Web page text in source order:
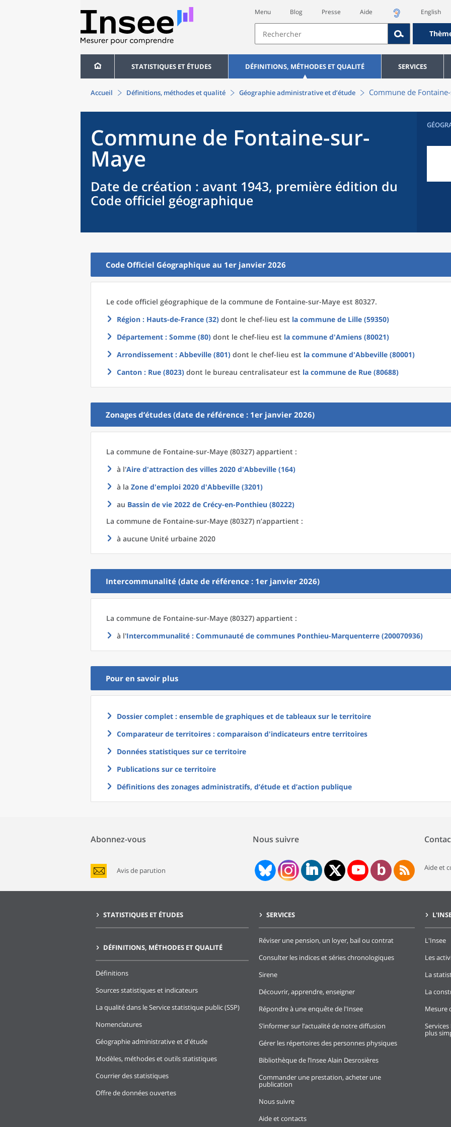
Menu Blog Presse Aide English
STATISTIQUES ET ÉTUDES DÉFINITIONS, MÉTHODES ET QUALITÉ SERVICES
Accueil Définitions, méthodes et qualité Géographie administrative et d’étude Commune de
Commune de Fontaine-sur-
Maye
Date de création : avant 1943, première édition du
Code officiel géographique
Code Officiel Géographique au 1er janvier 2026
Le code officiel géographique de la commune de Fontaine-sur-Maye est 80327.
Région : Hauts-de-France (32) dont le chef-lieu est la commune de Lille (59350)
Département : Somme (80) dont le chef-lieu est la commune d'Amiens (80021)
Arrondissement : Abbeville (801) dont le chef-lieu est la commune d'Abbeville (80001)
Canton : Rue (8023) dont le bureau centralisateur est la commune de Rue (80688)
Zonages d’études (date de référence : 1er janvier 2026)
La commune de Fontaine-sur-Maye (80327) appartient :
à l'Aire d'attraction des villes 2020 d'Abbeville (164)
à la Zone d'emploi 2020 d'Abbeville (3201)
au Bassin de vie 2022 de Crécy-en-Ponthieu (80222)
La commune de Fontaine-sur-Maye (80327) n’appartient :
à aucune Unité urbaine 2020
Intercommunalité (date de référence : 1er janvier 2026)
La commune de Fontaine-sur-Maye (80327) appartient :
à l'Intercommunalité : Communauté de communes Ponthieu-Marquenterre (200070936)
Pour en savoir plus
Dossier complet : ensemble de graphiques et de tableaux sur le territoire
Comparateur de territoires : comparaison d'indicateurs entre territoires
Données statistiques sur ce territoire
Publications sur ce territoire
Définitions des zonages administratifs, d’étude et d’action publique
Abonnez-vous
Avis de parution
Nous suivre
Aide et
STATISTIQUES ET ÉTUDES
DÉFINITIONS, MÉTHODES ET QUALITÉ
Définitions
Sources statistiques et indicateurs
La qualité dans le Service statistique public (SSP)
Nomenclatures
Géographie administrative et d'étude
Modèles, méthodes et outils statistiques
Courrier des statistiques
Offre de données ouvertes
SERVICES
Réviser une pension, un loyer, bail ou contrat
Consulter les indices et séries chronologiques
Sirene
Découvrir, apprendre, enseigner
Répondre à une enquête de l'Insee
S’informer sur l’actualité de notre diffusion
Gérer les répertoires des personnes physiques
Bibliothèque de l’Insee Alain Desrosières
Commander une prestation, acheter une
publication
Nous suivre
Aide et contacts
L'Insee
Les
La
La
Mesure
plus